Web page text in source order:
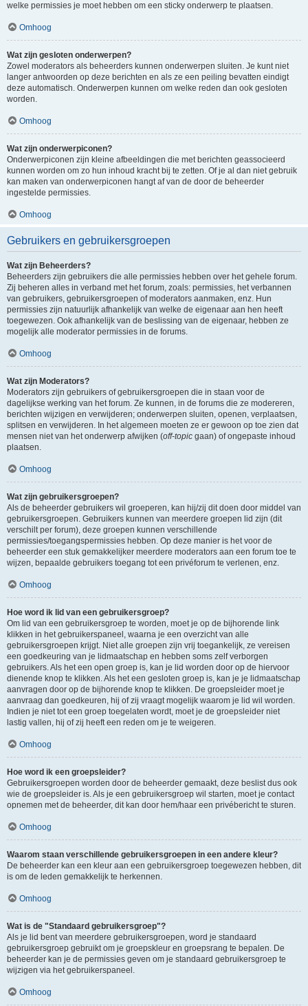
welke permissies je moet hebben om een sticky onderwerp te plaatsen.
Omhoog
Wat zijn gesloten onderwerpen?
Zowel moderators als beheerders kunnen onderwerpen sluiten. Je kunt niet
langer antwoorden op deze berichten en als ze een peiling bevatten eindigt
deze automatisch. Onderwerpen kunnen om welke reden dan ook gesloten
worden.
Omhoog
Wat zijn onderwerpiconen?
Onderwerpiconen zijn kleine afbeeldingen die met berichten geassocieerd
kunnen worden om zo hun inhoud kracht bij te zetten. Of je al dan niet gebruik
kan maken van onderwerpiconen hangt af van de door de beheerder
ingestelde permissies.
Omhoog
Gebruikers en gebruikersgroepen
Wat zijn Beheerders?
Beheerders zijn gebruikers die alle permissies hebben over het gehele forum.
Zij beheren alles in verband met het forum, zoals: permissies, het verbannen
van gebruikers, gebruikersgroepen of moderators aanmaken, enz. Hun
permissies zijn natuurlijk afhankelijk van welke de eigenaar aan hen heeft
toegewezen. Ook afhankelijk van de beslissing van de eigenaar, hebben ze
mogelijk alle moderator permissies in de forums.
Omhoog
Wat zijn Moderators?
Moderators zijn gebruikers of gebruikersgroepen die in staan voor de
dagelijkse werking van het forum. Ze kunnen, in de forums die ze modereren,
berichten wijzigen en verwijderen; onderwerpen sluiten, openen, verplaatsen,
splitsen en verwijderen. In het algemeen moeten ze er gewoon op toe zien dat
mensen niet van het onderwerp afwijken (off-topic gaan) of ongepaste inhoud
plaatsen.
Omhoog
Wat zijn gebruikersgroepen?
Als de beheerder gebruikers wil groeperen, kan hij/zij dit doen door middel van
gebruikersgroepen. Gebruikers kunnen van meerdere groepen lid zijn (dit
verschilt per forum), deze groepen kunnen verschillende
permissies/toegangspermissies hebben. Op deze manier is het voor de
beheerder een stuk gemakkelijker meerdere moderators aan een forum toe te
wijzen, bepaalde gebruikers toegang tot een privéforum te verlenen, enz.
Omhoog
Hoe word ik lid van een gebruikersgroep?
Om lid van een gebruikersgroep te worden, moet je op de bijhorende link
klikken in het gebruikerspaneel, waarna je een overzicht van alle
gebruikersgroepen krijgt. Niet alle groepen zijn vrij toegankelijk, ze vereisen
een goedkeuring van je lidmaatschap en hebben soms zelf verborgen
gebruikers. Als het een open groep is, kan je lid worden door op de hiervoor
dienende knop te klikken. Als het een gesloten groep is, kan je je lidmaatschap
aanvragen door op de bijhorende knop te klikken. De groepsleider moet je
aanvraag dan goedkeuren, hij of zij vraagt mogelijk waarom je lid wil worden.
Indien je niet tot een groep toegelaten wordt, moet je de groepsleider niet
lastig vallen, hij of zij heeft een reden om je te weigeren.
Omhoog
Hoe word ik een groepsleider?
Gebruikersgroepen worden door de beheerder gemaakt, deze beslist dus ook
wie de groepsleider is. Als je een gebruikersgroep wil starten, moet je contact
opnemen met de beheerder, dit kan door hem/haar een privébericht te sturen.
Omhoog
Waarom staan verschillende gebruikersgroepen in een andere kleur?
De beheerder kan een kleur aan een gebruikersgroep toegewezen hebben, dit
is om de leden gemakkelijk te herkennen.
Omhoog
Wat is de "Standaard gebruikersgroep"?
Als je lid bent van meerdere gebruikersgroepen, word je standaard
gebruikersgroep gebruikt om je groepskleur en groepsrang te bepalen. De
beheerder kan je de permissies geven om je standaard gebruikersgroep te
wijzigen via het gebruikerspaneel.
Omhoog